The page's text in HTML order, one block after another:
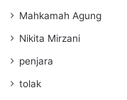
Mahkamah Agung
Nikita Mirzani
penjara
tolak